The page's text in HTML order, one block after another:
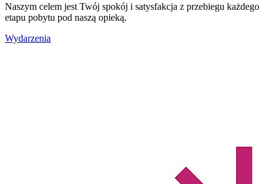
Naszym celem jest Twój spokój i satysfakcja z przebiegu każdego
etapu pobytu pod naszą opieką.
Wydarzenia